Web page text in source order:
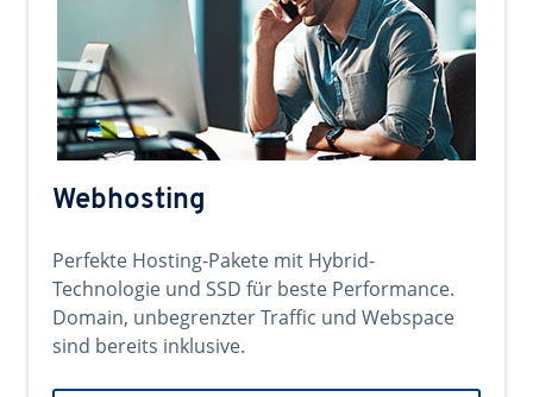
Webhosting
Perfekte Hosting-Pakete mit Hybrid-
Technologie und SSD für beste Performance.
Domain, unbegrenzter Traffic und Webspace
sind bereits inklusive.